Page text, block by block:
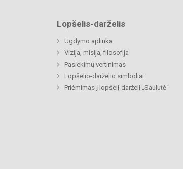
Lopšelis-darželis
Ugdymo aplinka
Vizija, misija, filosofija
Pasiekimų vertinimas
Lopšelio-darželio simboliai
Priėmimas į lopšelį-darželį „Saulutė“